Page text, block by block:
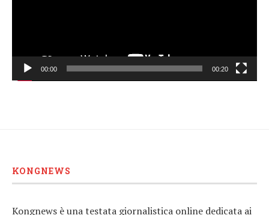
00:00 00:20
KONGNEWS
Kongnews è una testata giornalistica online dedicata ai